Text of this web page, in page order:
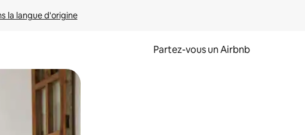
la langue d'origine
Partez-vous un Airbnb